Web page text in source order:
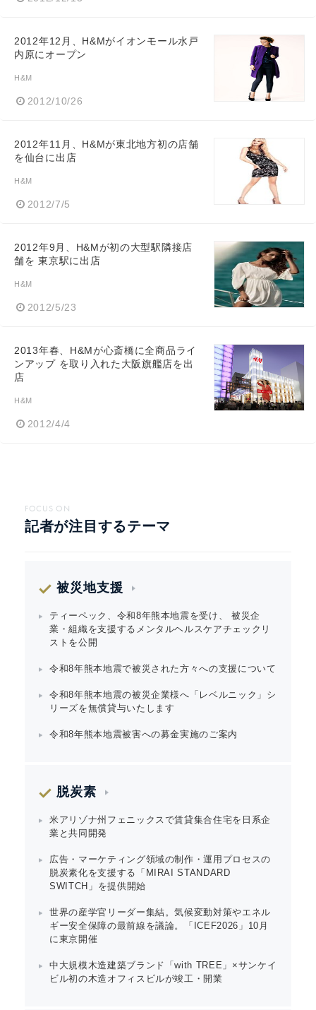
2012年12月、H&Mがイオンモール水戸
内原にオープン
H&M
2012/10/26
2012年11月、H&Mが東北地方初の店舗
を仙台に出店
H&M
2012/7/5
2012年9月、H&Mが初の大型駅隣接店
舗を 東京駅に出店
H&M
2012/5/23
2013年春、H&Mが心斎橋に全商品ライ
ンアップ を取り入れた大阪旗艦店を出
店
H&M
2012/4/4
FOCUS ON
記者が注目するテーマ
被災地支援
ティーペック、令和8年熊本地震を受け、 被災企
業・組織を支援するメンタルヘルスケアチェックリ
ストを公開
令和8年熊本地震で被災された方々への支援について
令和8年熊本地震の被災企業様へ「レベルニック」シ
リーズを無償貸与いたします
令和8年熊本地震被害への募金実施のご案内
脱炭素
米アリゾナ州フェニックスで賃貸集合住宅を日系企
業と共同開発
広告・マーケティング領域の制作・運用プロセスの
脱炭素化を支援する「MIRAI STANDARD
SWITCH」を提供開始
世界の産学官リーダー集結。気候変動対策やエネル
ギー安全保障の最前線を議論。「ICEF2026」10月
に東京開催
中大規模木造建築ブランド「with TREE」×サンケイ
ビル初の木造オフィスビルが竣工・開業